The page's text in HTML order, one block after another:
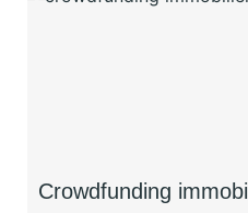
Crowdfunding